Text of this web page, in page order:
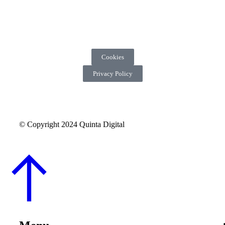
© Copyright 2024 Quinta Digital
Cookies
Privacy Policy